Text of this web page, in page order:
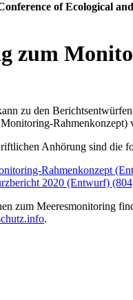
of Ecological
zum
zu den
Anhörung sind die
Rah­men­kon­zept
2020 (Entwurf)
zum Mee­res­mo­ni­to­ring
.